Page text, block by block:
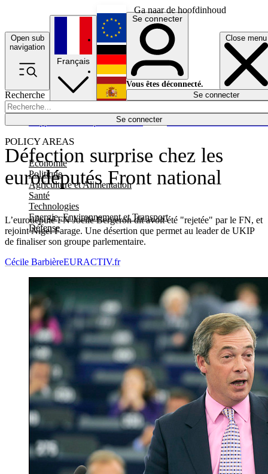
Ga naar de hoofdinhoud
Open sub
navigation
Close menu
Recherche
Se connecter
POLICY AREAS
Economie
Politique
Agriculture et Alimentation
Santé
Technologies
Energie, Environnement et Transport
Défense
Économie
Français
English
Deutsch
Español
Se connecter
Vous êtes déconnecté.
Se connecter
Défection surprise chez les
eurodéputés Front national
L’eurodéputé FN Joelle Bergeron dit avoit été "rejetée" par le FN, et
rejoint Nigel Farage. Une désertion que permet au leader de UKIP
de finaliser son groupe parlementaire.
Cécile BarbièreEURACTIV.fr